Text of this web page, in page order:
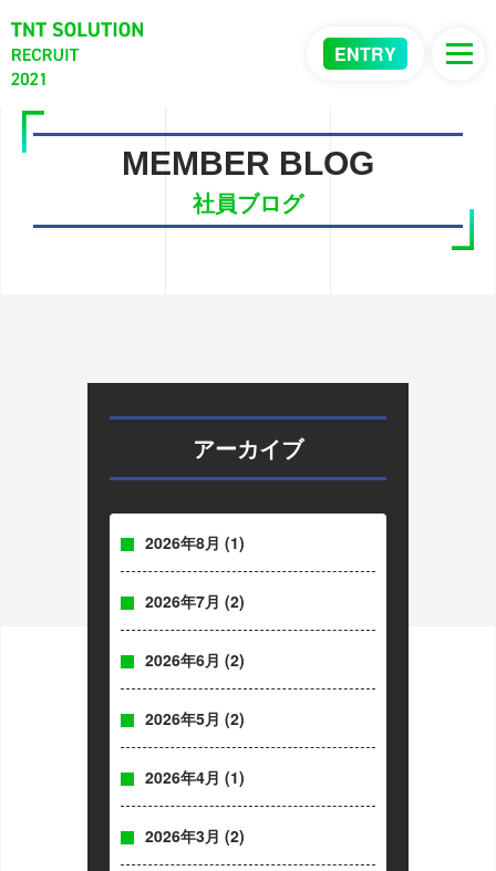
ENTRY
MEMBER BLOG
社員ブログ
アーカイブ
2026年8月 (1)
2026年7月 (2)
2026年6月 (2)
2026年5月 (2)
2026年4月 (1)
2026年3月 (2)